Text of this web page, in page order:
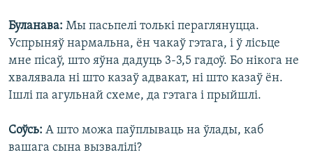
Буланава: Мы пасьпелі толькі пераглянуцца.
Успрыняў нармальна, ён чакаў гэтага, і ў лісьце
мне пісаў, што яўна дадуць 3-3,5 гадоў. Бо нікога не
хвалявала ні што казаў адвакат, ні што казаў ён.
Ішлі па агульнай схеме, да гэтага і прыйшлі.
Соўсь: А што можа паўплываць на ўлады, каб
вашага сына вызвалілі?